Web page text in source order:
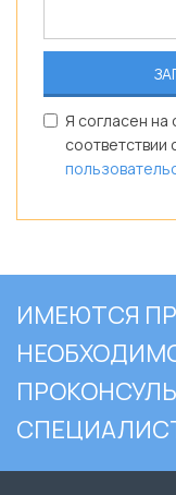
Я согласен на
соответствии
ИМЕЮТСЯ